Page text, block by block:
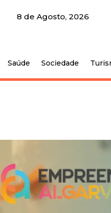
8 de Agosto, 2026
Saúde Sociedade